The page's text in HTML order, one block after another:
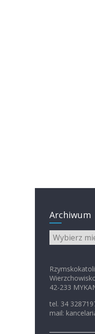
Archiwum
Archiwum
42-233
tel. 34
mail: